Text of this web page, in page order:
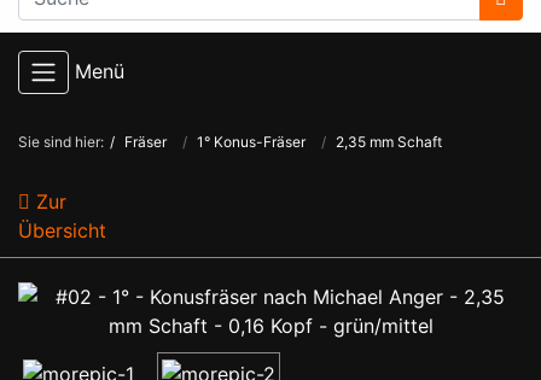
Menü
Sie sind hier: Fräser 1° Konus-Fräser 2,35 mm Schaft
Zur
Übersicht